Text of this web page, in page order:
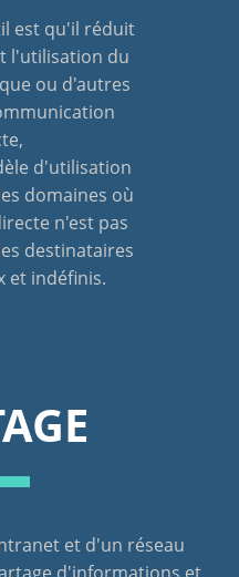
est qu'il réduit
l'utilisation du
ou d'autres
d'utilisation
domaines où
n'est pas
destinataires
et indéfinis.
et d'un réseau